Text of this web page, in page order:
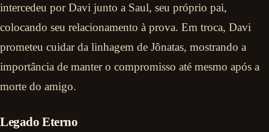
intercedeu por Davi junto a Saul, seu próprio pai,
colocando seu relacionamento à prova. Em troca, Davi
prometeu cuidar da linhagem de Jônatas, mostrando a
importância de manter o compromisso até mesmo após a
morte do amigo.
Legado Eterno